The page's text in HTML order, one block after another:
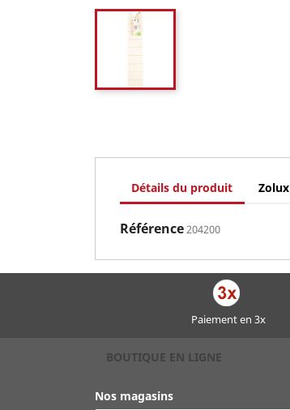
Détails du produit Zolux
Référence204200
Paiement en 3x
BOUTIQUE EN LIGNE
Nos magasins